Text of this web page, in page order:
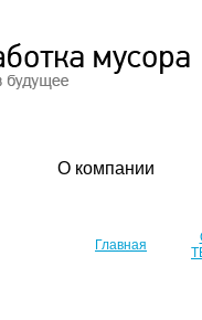
О компании
Главная